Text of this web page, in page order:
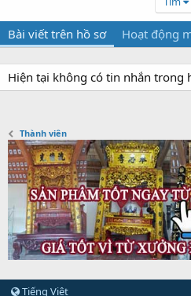
Bài viết trên hồ sơ Hoạt động
Hiện tại không có tin nhắn trong
Thành viên
Tiếng Việt